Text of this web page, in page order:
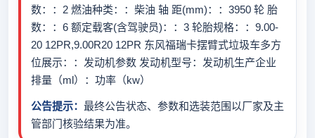
数：：2 燃油种类：：柴油 轴 距(mm)：：3950 轮 胎
数：：6 额定载客(含驾驶员)：：3 轮胎规格：：9.00-
20 12PR,9.00R20 12PR 东风福瑞卡摆臂式垃圾车多方
位展示：：发动机参数 发动机型号：发动机生产企业
排量（ml）：功率（kw）
公告提示： 最终公告状态、参数和选装范围以厂家及主
管部门核验结果为准。